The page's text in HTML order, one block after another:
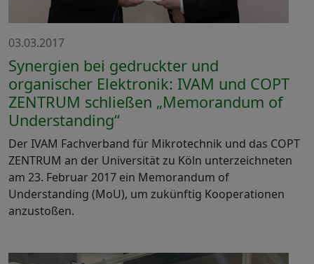
03.03.2017
Synergien bei gedruckter und
organischer Elektronik: IVAM und COPT
ZENTRUM schließen „Memorandum of
Understanding“
Der IVAM Fachverband für Mikrotechnik und das COPT
ZENTRUM an der Universität zu Köln unterzeichneten
am 23. Februar 2017 ein Memorandum of
Understanding (MoU), um zukünftig Kooperationen
anzustoßen.